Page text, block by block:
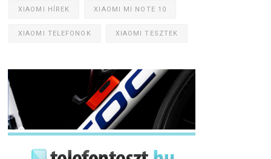
XIAOMI HÍREK XIAOMI MI NOTE 10
XIAOMI TELEFONOK XIAOMI TESZTEK